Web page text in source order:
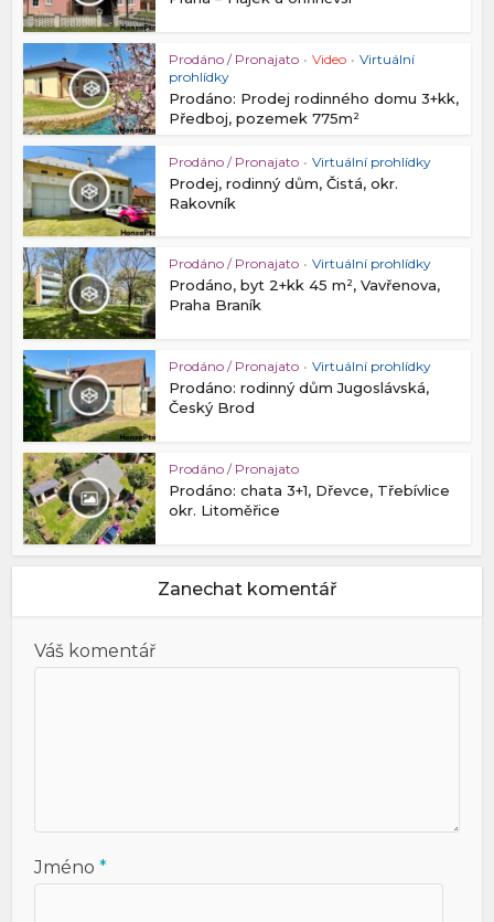
Prodáno / Pronajato • Video • Virtuální
prohlídky
Prodáno: Prodej rodinného domu 3+kk,
Předboj, pozemek 775m²
Prodáno / Pronajato • Virtuální prohlídky
Prodej, rodinný dům, Čistá, okr.
Rakovník
Prodáno / Pronajato • Virtuální prohlídky
Prodáno, byt 2+kk 45 m², Vavřenova,
Praha Braník
Prodáno / Pronajato • Virtuální prohlídky
Prodáno: rodinný dům Jugoslávská,
Český Brod
Prodáno / Pronajato
Prodáno: chata 3+1, Dřevce, Třebívlice
okr. Litoměřice
Zanechat komentář
Váš komentář
Jméno*